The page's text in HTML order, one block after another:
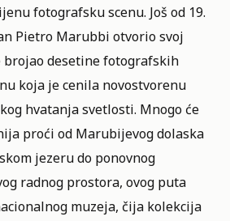
fotografsku scenu. Još od 19.
Pietro Marubbi otvorio svoj
brojao desetine fotografskih
koja je cenila novostvorenu
hvatanja svetlosti. Mnogo će
proći od Marubijevog dolaska
jezeru do ponovnog
radnog prostora, ovog puta
muzeja, čija kolekcija